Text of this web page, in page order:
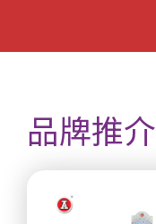
品牌推介